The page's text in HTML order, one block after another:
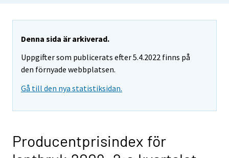
Denna sida är arkiverad.
Uppgifter som publicerats efter 5.4.2022 finns på
den förnyade webbplatsen.
Gå till den nya statistiksidan.
Producentprisindex för